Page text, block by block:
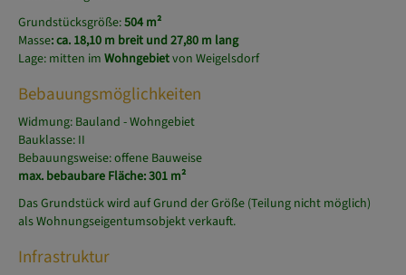
Grundstücksgröße:504 m²
Masse: ca. 18,10 m breit und 27,80 m lang
Lage: mitten im Wohngebietvon Weigelsdorf
Bebauungsmöglichkeiten
Widmung: Bauland - Wohngebiet
Bauklasse: II
Bebauungsweise: offene Bauweise
max. bebaubare Fläche: 301 m²
Das Grundstück wird auf Grund der Größe (Teilung nicht möglich)
als Wohnungseigentumsobjekt verkauft.
Infrastruktur